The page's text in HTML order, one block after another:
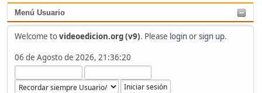
Menú Usuario
Welcome tovideoedicion.org (v9). Please loginorsign up.
06 de Agosto de 2026, 21:36:20